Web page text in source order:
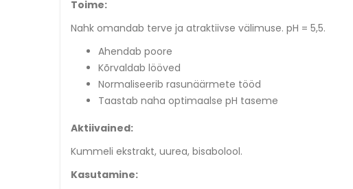
Toime:
Nahk omandab terve ja atraktiivse välimuse. pH = 5,5.
Ahendab poore
Kõrvaldab lööved
Normaliseerib rasunäärmete tööd
Taastab naha optimaalse pH taseme
Aktiivained:
Kummeli ekstrakt, uurea, bisabolool.
Kasutamine: